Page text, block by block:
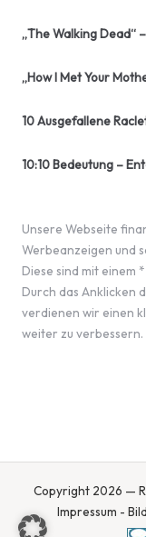
„The Walking Dead“
„How I Met Your
10 Ausgefallene
10:10 Bedeutung –
Unsere Webseite
Werbeanzeigen und
Diese sind mit einem
Durch das Anklicken
verdienen wir einen
weiter zu verbessern.
Copyright 2026 —
Impressum -